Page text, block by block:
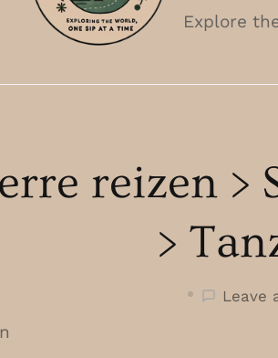
Explore
reizen >
>
Leave